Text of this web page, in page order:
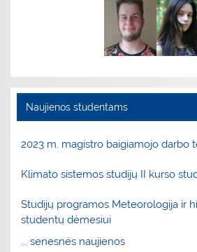
Naujienos studentams
2023 m. magistro baigiamojo darbo
Klimato sistemos studijų II kurso
Studijų programos Meteorologija ir
studentų dėmesiui
... senesnės naujienos